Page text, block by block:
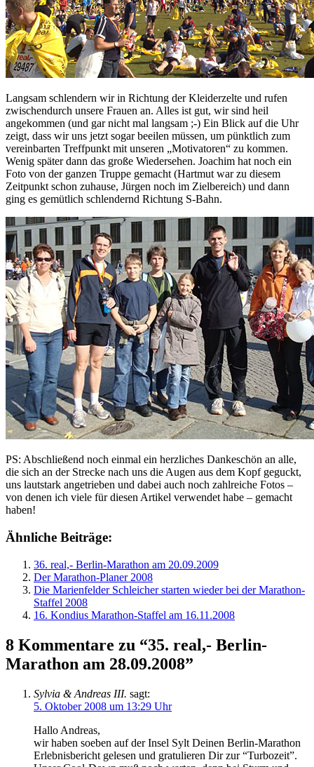
Langsam schlendern wir in Richtung der Kleiderzelte und rufen
zwischendurch unsere Frauen an. Alles ist gut, wir sind heil
angekommen (und gar nicht mal langsam ;-) Ein Blick auf die Uhr
zeigt, dass wir uns jetzt sogar beeilen müssen, um pünktlich zum
vereinbarten Treffpunkt mit unseren „Motivatoren“ zu kommen.
Wenig später dann das große Wiedersehen. Joachim hat noch ein
Foto von der ganzen Truppe gemacht (Hartmut war zu diesem
Zeitpunkt schon zuhause, Jürgen noch im Zielbereich) und dann
ging es gemütlich schlendernd Richtung S-Bahn.
PS: Abschließend noch einmal ein herzliches Dankeschön an alle,
die sich an der Strecke nach uns die Augen aus dem Kopf geguckt,
uns lautstark angetrieben und dabei auch noch zahlreiche Fotos –
von denen ich viele für diesen Artikel verwendet habe – gemacht
haben!
Ähnliche Beiträge:
36. real,- Berlin-Marathon am 20.09.2009
Der Marathon-Planer 2008
Die Marienfelder Schleicher starten wieder bei der Marathon-
Staffel 2008
16. Kondius Marathon-Staffel am 16.11.2008
8 Kommentare zu “35. real,- Berlin-
Marathon am 28.09.2008”
Sylvia & Andreas III. sagt:
5. Oktober 2008 um 13:29 Uhr
Hallo Andreas,
wir haben soeben auf der Insel Sylt Deinen Berlin-Marathon
Erlebnisbericht gelesen und gratulieren Dir zur “Turbozeit”.